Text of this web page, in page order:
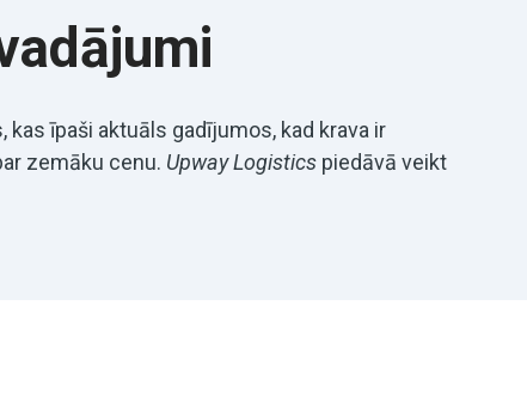
īpaši aktuāls gadījumos, kad krava ir
zemāku cenu. Upway Logistics piedāvā veikt